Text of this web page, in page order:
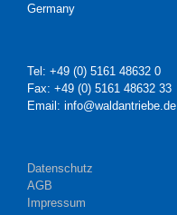
Germany
Tel: +49 (0) 5161 48632 0
Fax: +49 (0) 5161 48632 33
Email: info@waldantriebe.de
Datenschutz
AGB
Impressum